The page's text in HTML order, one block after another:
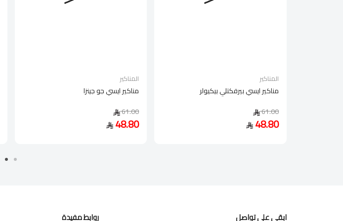
المناكير
مناكير ايسي جو جينزا
61.00
48.80
المناكير
مناكير ايسي بيرفكتلي بيكيولر
61.00
48.80
ابقى على تواصل روابط مفيدة